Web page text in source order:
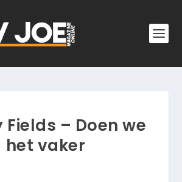
Fields – Doen we
het vaker